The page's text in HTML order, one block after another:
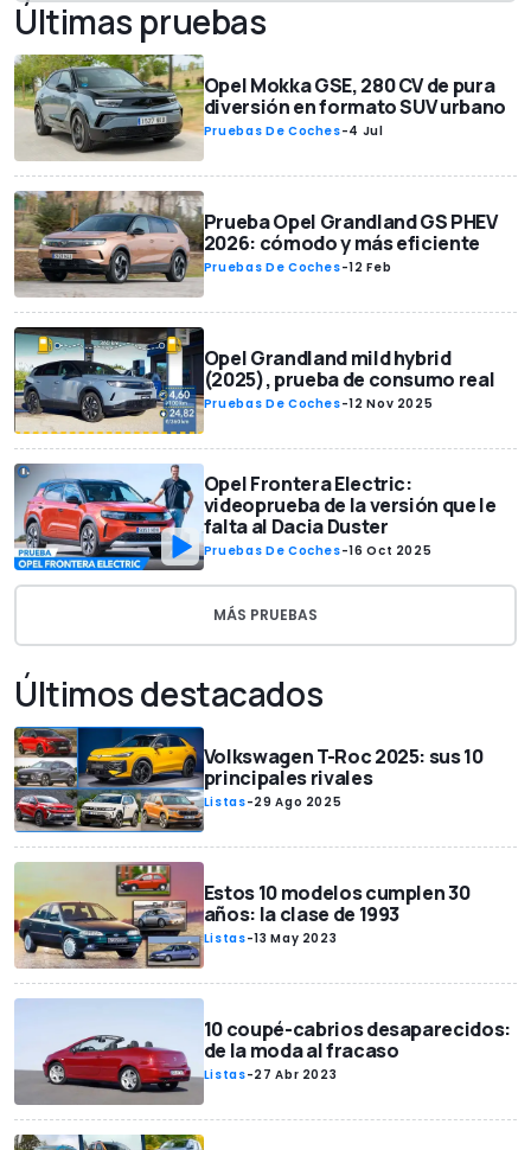
Últimas pruebas
Opel Mokka GSE, 280 CV de pura
diversión en formato SUV urbano
Pruebas De Coches-4 Jul
Prueba Opel Grandland GS PHEV
2026: cómodo y más eficiente
Pruebas De Coches-12 Feb
Opel Grandland mild hybrid
(2025), prueba de consumo real
Pruebas De Coches-12 Nov 2025
Opel Frontera Electric:
videoprueba de la versión que le
falta al Dacia Duster
Pruebas De Coches-16 Oct 2025
MÁS PRUEBAS
Últimos destacados
Volkswagen T-Roc 2025: sus 10
principales rivales
Listas-29 Ago 2025
Estos 10 modelos cumplen 30
años: la clase de 1993
Listas-13 May 2023
10 coupé-cabrios desaparecidos:
de la moda al fracaso
Listas-27 Abr 2023